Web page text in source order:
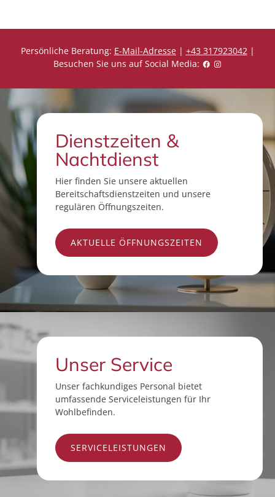
Persönliche Beratung: E-Mail-Adresse| +43 317923042|
Besuchen Sie uns auf Social Media:
Dienstzeiten &
Nachtdienst
Hier finden Sie unsere aktuellen
Bereitschaftsdienstzeiten und unsere
regulären Öffnungszeiten.
AKTUELLE ÖFFNUNGSZEITEN
Unser Service
Unser fachkundiges Personal bietet
umfassende Serviceleistungen für Ihr
Wohlbefinden.
SERVICELEISTUNGEN